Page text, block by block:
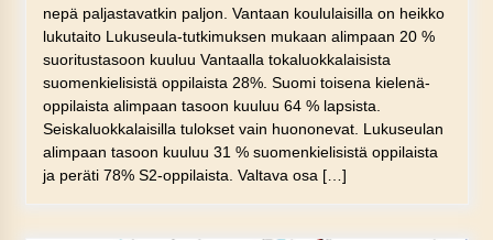
nepä paljastavatkin paljon. Vantaan koululaisilla on heikko
lukutaito Lukuseula-tutkimuksen mukaan alimpaan 20 %
suoritustasoon kuuluu Vantaalla tokaluokkalaisista
suomenkielisistä oppilaista 28%. Suomi toisena kielenä-
oppilaista alimpaan tasoon kuuluu 64 % lapsista.
Seiskaluokkalaisilla tulokset vain huononevat. Lukuseulan
alimpaan tasoon kuuluu 31 % suomenkielisistä oppilaista
ja peräti 78% S2-oppilaista. Valtava osa […]